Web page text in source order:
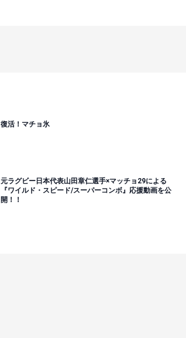
復活！マチョ氷
元ラグビー日本代表山田章仁選手×マッチョ29による
『ワイルド・スピード/スーパーコンボ』応援動画を公
開！！